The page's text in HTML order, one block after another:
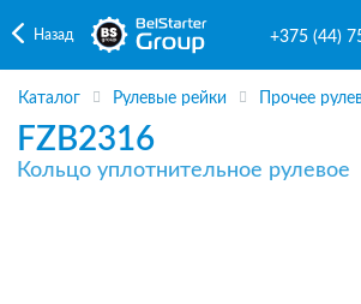
Назад +375 (44)
Каталог Рулевые рейки Прочее
FZB2316
Кольцо уплотнительное рулевое